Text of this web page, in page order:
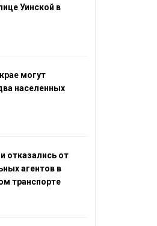
Уинской в
могут
населенных
отказались от
агентов в
транспорте